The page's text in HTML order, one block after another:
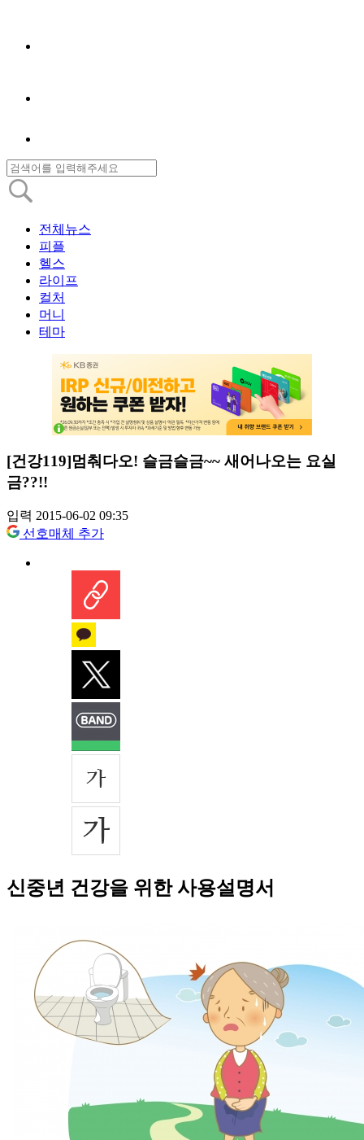
전체뉴스
피플
헬스
라이프
컬처
머니
테마
[건강119]멈춰다오! 슬금슬금~~ 새어나오는 요실
금??!!
입력 2015-06-02 09:35
선호매체 추가
신중년 건강을 위한 사용설명서